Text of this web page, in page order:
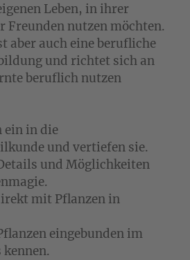
Leben, in ihrer
Freunden nutzen möchten.
aber auch eine berufliche
und richtet sich an
beruflich nutzen
ein in die
und vertiefen sie.
und Möglichkeiten
mit Pflanzen in
eingebunden im
kennen.